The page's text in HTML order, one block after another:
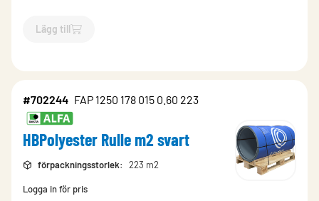
Lägg till
`$Lägg till
#702244 FAP 1250 178 015 0.60 223
HBPolyester Rulle m2 svart
förpackningsstorlek: 223 m2
Logga in för pris